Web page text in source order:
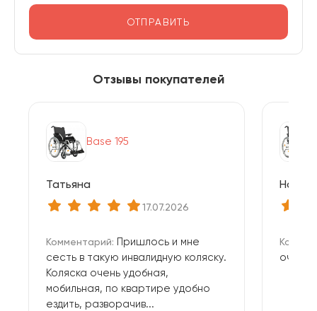
Отзывы покупателей
Base 195
Татьяна
17.07.2026
Комментарий: Пришлось и мне
сесть в такую инвалидную коляску.
Коляска очень удобная,
мобильная, по квартире удобно
ездить, разворачив...
очень
ОТПРАВИТЬ